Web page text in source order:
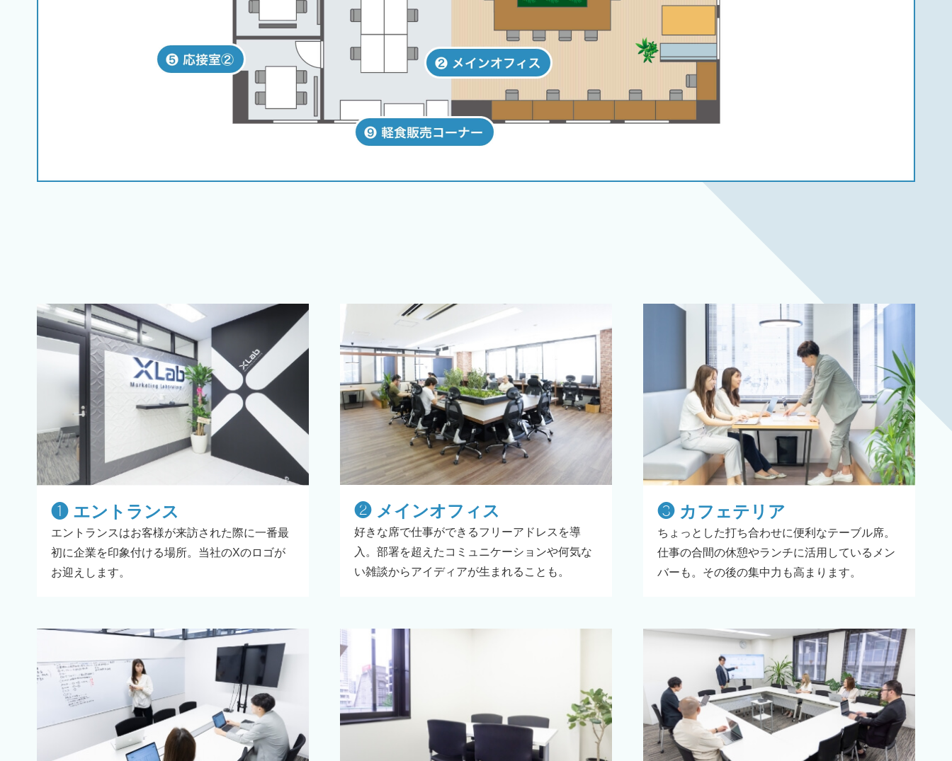
❶ エントランス
エントランスはお客様が来訪された際に一番最
初に企業を印象付ける場所。当社のXのロゴが
お迎えします。
❷ メインオフィス
好きな席で仕事ができるフリーアドレスを導
入。部署を超えたコミュニケーションや何気な
い雑談からアイディアが生まれることも。
❸ カフェテリア
ちょっとした打ち合わせに便利なテーブル席。
仕事の合間の休憩やランチに活用しているメン
バーも。その後の集中力も高まります。